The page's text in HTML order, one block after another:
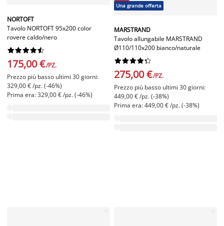
NORTOFT
Tavolo NORTOFT 95x200 color
rovere caldo/nero






175,00 €/PZ.
Prezzo più basso ultimi 30 giorni:
329,00 € /pz. (-46%)
Prima era: 329,00 € /pz. (-46%)
Una grande offerta
MARSTRAND
Tavolo allungabile MARSTRAND
Ø110/110x200 bianco/naturale






275,00 €/PZ.
Prezzo più basso ultimi 30 giorni:
449,00 € /pz. (-38%)
Prima era: 449,00 € /pz. (-38%)